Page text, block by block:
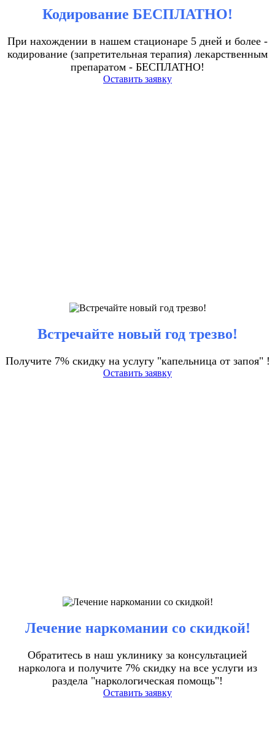
Кодирование БЕСПЛАТНО!
При нахождении в нашем стационаре 5 дней и более -
кодирование (запретительная терапия) лекарственным
препаратом - БЕСПЛАТНО!
Оставить заявку
Встречайте новый год трезво!
Получите 7% скидку на услугу "капельница от запоя" !
Оставить заявку
Лечение наркомании со скидкой!
Обратитесь в наш уклинику за консультацией
нарколога и получите 7% скидку на все услуги из
раздела "наркологическая помощь"!
Оставить заявку